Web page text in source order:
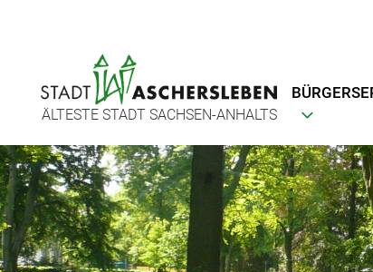
ÄLTESTE STADT SACHSEN-ANHALTS